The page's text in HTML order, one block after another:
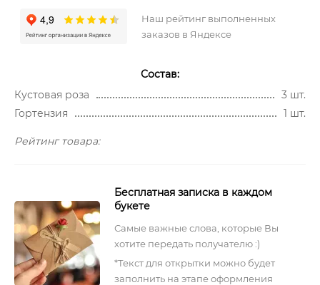
Наш рейтинг выполненных
заказов в Яндексе
Состав:
Кустовая роза
3 шт.
Гортензия
1 шт.
Рейтинг товара:
Бесплатная записка в каждом
букете
Самые важные слова, которые Вы
хотите передать получателю :)
*Текст для открытки можно будет
заполнить на этапе оформления